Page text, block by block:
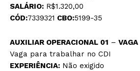
SALÁRIO: R$1.320,00
CÓD:7339321 CBO:5199-35
AUXILIAR OPERACIONAL 01 – VAGA
Vaga para trabalhar no CDI
EXPERIÊNCIA: Não exigido